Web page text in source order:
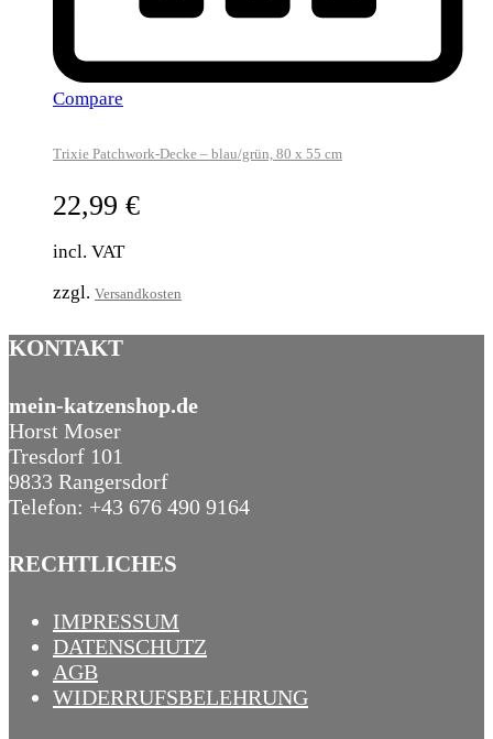
Compare
Trixie Patchwork-Decke – blau/grün, 80 x 55 cm
22,99 €
incl. VAT
zzgl. Versandkosten
KONTAKT
mein-katzenshop.de
Horst Moser
Tresdorf 101
9833 Rangersdorf
Telefon: +43 676 490 9164
RECHTLICHES
IMPRESSUM
DATENSCHUTZ
AGB
WIDERRUFSBELEHRUNG